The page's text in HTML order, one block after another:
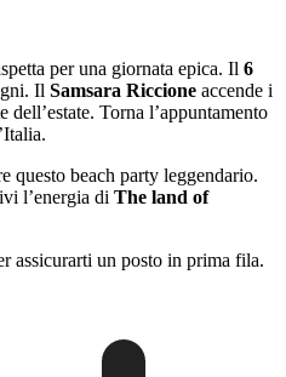
per una giornata epica. Il 6
Il Samsara Riccione accende i
Torna l’appuntamento
questo beach party leggendario.
l’energia di The land of
assicurarti un posto in prima fila.